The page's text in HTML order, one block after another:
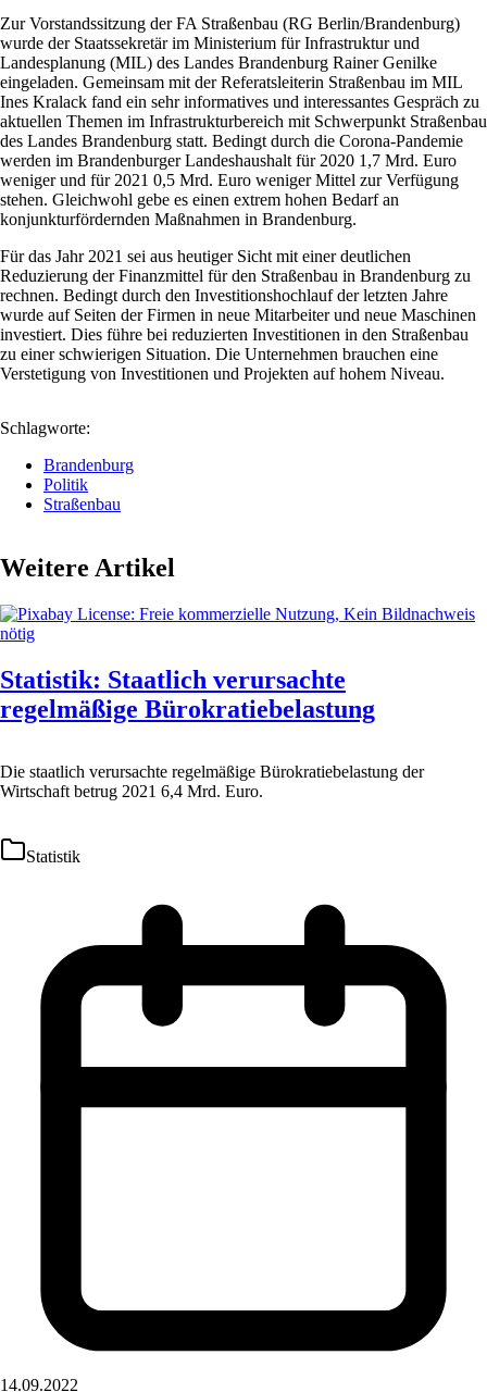
Zur Vorstandssitzung der FA Straßenbau (RG Berlin/Brandenburg)
wurde der Staatssekretär im Ministerium für Infrastruktur und
Landesplanung (MIL) des Landes Brandenburg Rainer Genilke
eingeladen. Gemeinsam mit der Referatsleiterin Straßenbau im MIL
Ines Kralack fand ein sehr informatives und interessantes Gespräch zu
aktuellen Themen im Infrastrukturbereich mit Schwerpunkt Straßenbau
des Landes Brandenburg statt. Bedingt durch die Corona-Pandemie
werden im Brandenburger Landeshaushalt für 2020 1,7 Mrd. Euro
weniger und für 2021 0,5 Mrd. Euro weniger Mittel zur Verfügung
stehen. Gleichwohl gebe es einen extrem hohen Bedarf an
konjunkturfördernden Maßnahmen in Brandenburg.
Für das Jahr 2021 sei aus heutiger Sicht mit einer deutlichen
Reduzierung der Finanzmittel für den Straßenbau in Brandenburg zu
rechnen. Bedingt durch den Investitionshochlauf der letzten Jahre
wurde auf Seiten der Firmen in neue Mitarbeiter und neue Maschinen
investiert. Dies führe bei reduzierten Investitionen in den Straßenbau
zu einer schwierigen Situation. Die Unternehmen brauchen eine
Verstetigung von Investitionen und Projekten auf hohem Niveau.
Schlagworte:
Brandenburg
Politik
Straßenbau
Weitere Artikel
Statistik: Staatlich verursachte
regelmäßige Bürokratiebelastung
Die staatlich verursachte regelmäßige Bürokratiebelastung der
Wirtschaft betrug 2021 6,4 Mrd. Euro.
Statistik
14.09.2022